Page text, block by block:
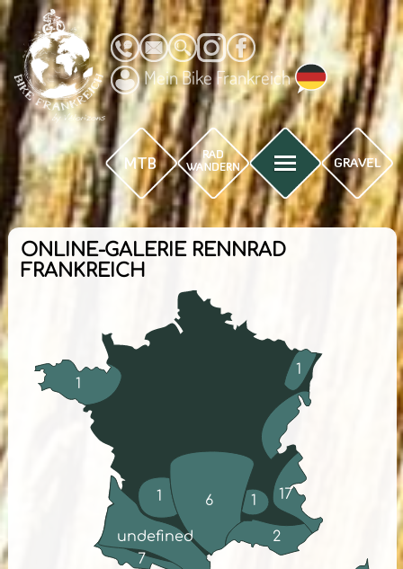
Mein Bike Frankreich
ONLINE-GALERIE RENNRAD
FRANKREICH
7
1
1 6
undefined 2
1 17
1